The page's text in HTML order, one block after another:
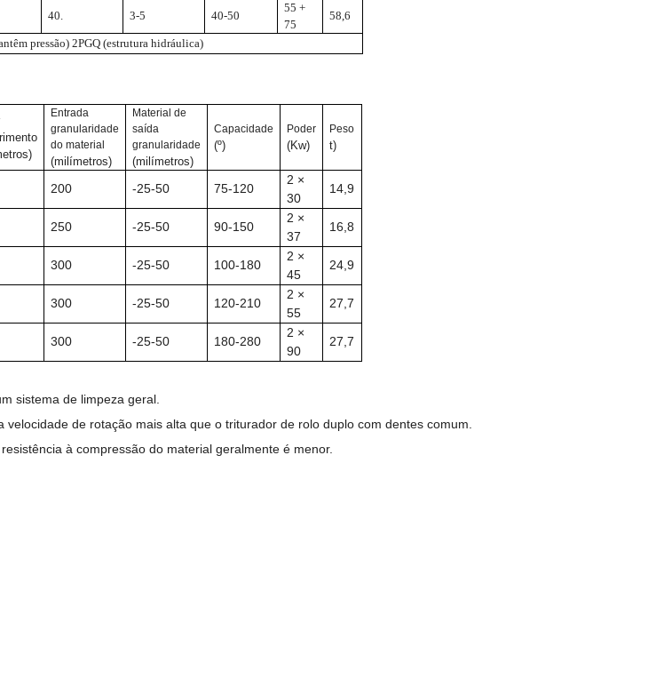
40. 3-5 40-50
55 +
75
58,6
pressão) 2PGQ (estrutura hidráulica)
Entrada
granularidade
do material
(milímetros)
Material de
saída
granularidade
(milímetros)
Capacidade
(º)
Poder
(Kw)
Peso
t)
200 -25-50 75-120
2 ×
30
14,9
250 -25-50 90-150
2 ×
37
16,8
300 -25-50 100-180
2 ×
45
24,9
300 -25-50 120-210
2 ×
55
27,7
300 -25-50 180-280
2 ×
90
27,7
sistema de limpeza geral.
velocidade de rotação mais alta que o triturador de rolo duplo com dentes comum.
à compressão do material geralmente é menor.